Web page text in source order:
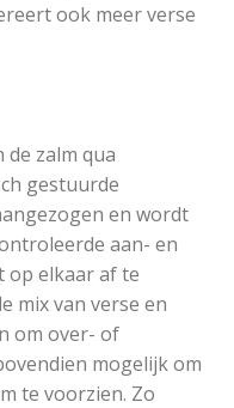
ook meer verse
de zalm qua
gestuurde
en wordt
aan- en
op elkaar af te
mix van verse en
om over- of
mogelijk om
te voorzien. Zo